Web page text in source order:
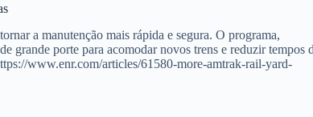
a manutenção mais rápida e segura. O programa,
grande porte para acomodar novos trens e reduzir tempos
www.enr.com/articles/61580-more-amtrak-rail-yard-